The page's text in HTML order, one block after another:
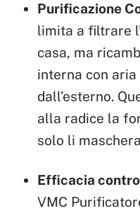
Purificazione
limita a filtrare
casa, ma
interna con
dall’esterno.
alla radice la
solo li
Efficacia
VMC